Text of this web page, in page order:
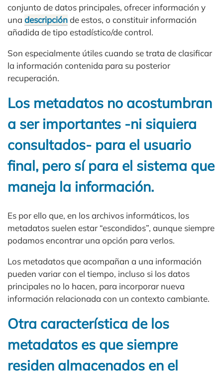
conjunto de datos principales, ofrecer información y
una descripciónde estos, o constituir información
añadida de tipo estadístico/de control.
Son especialmente útiles cuando se trata de clasificar
la información contenida para su posterior
recuperación.
Los metadatos no acostumbran
a ser importantes -ni siquiera
consultados- para el usuario
final, pero sí para el sistema que
maneja la información.
Es por ello que, en los archivos informáticos, los
metadatos suelen estar “escondidos”, aunque siempre
podamos encontrar una opción para verlos.
Los metadatos que acompañan a una información
pueden variar con el tiempo, incluso si los datos
principales no lo hacen, para incorporar nueva
información relacionada con un contexto cambiante.
Otra característica de los
metadatos es que siempre
residen almacenados en el